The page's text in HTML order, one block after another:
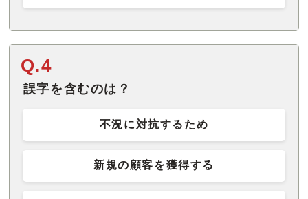
Q.4
誤字を含むのは？
不況に対抗するため
新規の顧客を獲得する